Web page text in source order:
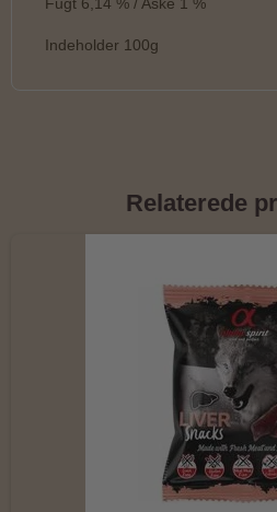
Indeholder 100g
Relaterede